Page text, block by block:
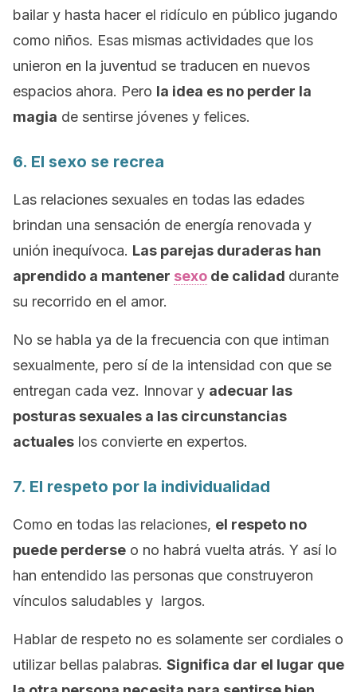
bailar y hasta hacer el ridículo en público jugando
como niños. Esas mismas actividades que los
unieron en la juventud se traducen en nuevos
espacios ahora. Pero la idea es no perder la
magia de sentirse jóvenes y felices.
6. El sexo se recrea
Las relaciones sexuales en todas las edades
brindan una sensación de energía renovada y
unión inequívoca. Las parejas duraderas han
aprendido a mantener sexo de calidad durante
su recorrido en el amor.
No se habla ya de la frecuencia con que intiman
sexualmente, pero sí de la intensidad con que se
entregan cada vez. Innovar y adecuar las
posturas sexuales a las circunstancias
actuales los convierte en expertos.
7. El respeto por la individualidad
Como en todas las relaciones, el respeto no
puede perderse o no habrá vuelta atrás. Y así lo
han entendido las personas que construyeron
vínculos saludables y largos.
Hablar de respeto no es solamente ser cordiales o
utilizar bellas palabras. Significa dar el lugar que